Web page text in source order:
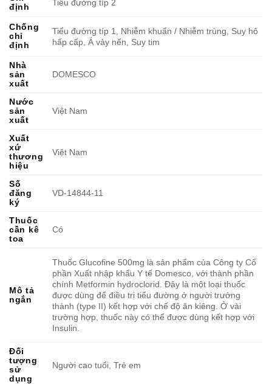
định
Tiểu đường típ 2
Chống
chỉ
định
Tiểu đường típ 1, Nhiễm khuẩn / Nhiễm trùng, Suy hô
hấp cấp, Á vảy nến, Suy tim
Nhà
sản
xuất
DOMESCO
Nước
sản
xuất
Việt Nam
Xuất
xứ
thương
hiệu
Việt Nam
Số
đăng
ký
VD-14844-11
Thuốc
cần kê
toa
Có
Mô tả
ngắn
Thuốc Glucofine 500mg là sản phẩm của Công ty Cổ
phần Xuất nhập khẩu Y tế Domesco, với thành phần
chính Metformin hydroclorid. Đây là một loại thuốc
được dùng để điều trị tiểu đường ở người trưởng
thành (type II) kết hợp với chế độ ăn kiêng. Ở vài
trường hợp, thuốc này có thể được dùng kết hợp với
Insulin.
Đối
tượng
sử
dụng
Người cao tuổi, Trẻ em